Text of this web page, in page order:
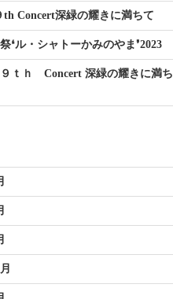
th Concert深緑の耀きに満ちて
❛ル・シャトーかみのやま❜2023
ｔｈ Concert 深緑の耀きに満ち